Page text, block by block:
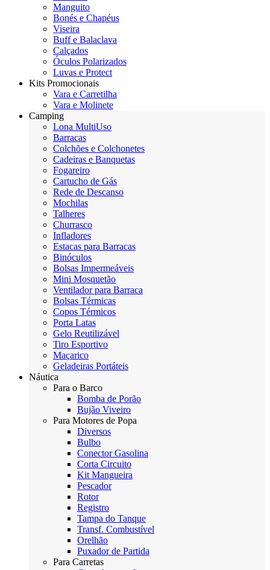
Manguito
Bonés e Chapéus
Viseira
Buff e Balaclava
Calçados
Óculos Polarizados
Luvas e Protect
Kits Promocionais
Vara e Carretilha
Vara e Molinete
Camping
Lona MultiUso
Barracas
Colchões e Colchonetes
Cadeiras e Banquetas
Fogareiro
Cartucho de Gás
Rede de Descanso
Mochilas
Talheres
Churrasco
Infladores
Estacas para Barracas
Binóculos
Bolsas Impermeáveis
Mini Mosquetão
Ventilador para Barraca
Bolsas Térmicas
Copos Térmicos
Porta Latas
Gelo Reutilizável
Tiro Esportivo
Maçarico
Geladeiras Portáteis
Náutica
Para o Barco
Bomba de Porão
Bujão Viveiro
Para Motores de Popa
Diversos
Bulbo
Conector Gasolina
Corta Circuito
Kit Mangueira
Pescador
Rotor
Registro
Tampa do Tanque
Transf. Combustível
Orelhão
Puxador de Partida
Para Carretas